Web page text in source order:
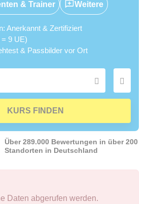
& Trainer Weitere
Anerkannt & Zertifiziert
9 UE)
& Passbilder vor Ort
KURS FINDEN
Über 289.000 Bewertungen in über 200
Standorten in Deutschland
Daten abgerufen werden.